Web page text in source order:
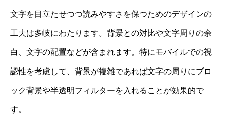
文字を目立たせつつ読みやすさを保つためのデザインの
工夫は多岐にわたります。背景との対比や文字周りの余
白、文字の配置などが含まれます。特にモバイルでの視
認性を考慮して、背景が複雑であれば文字の周りにブロ
ック背景や半透明フィルターを入れることが効果的で
す。